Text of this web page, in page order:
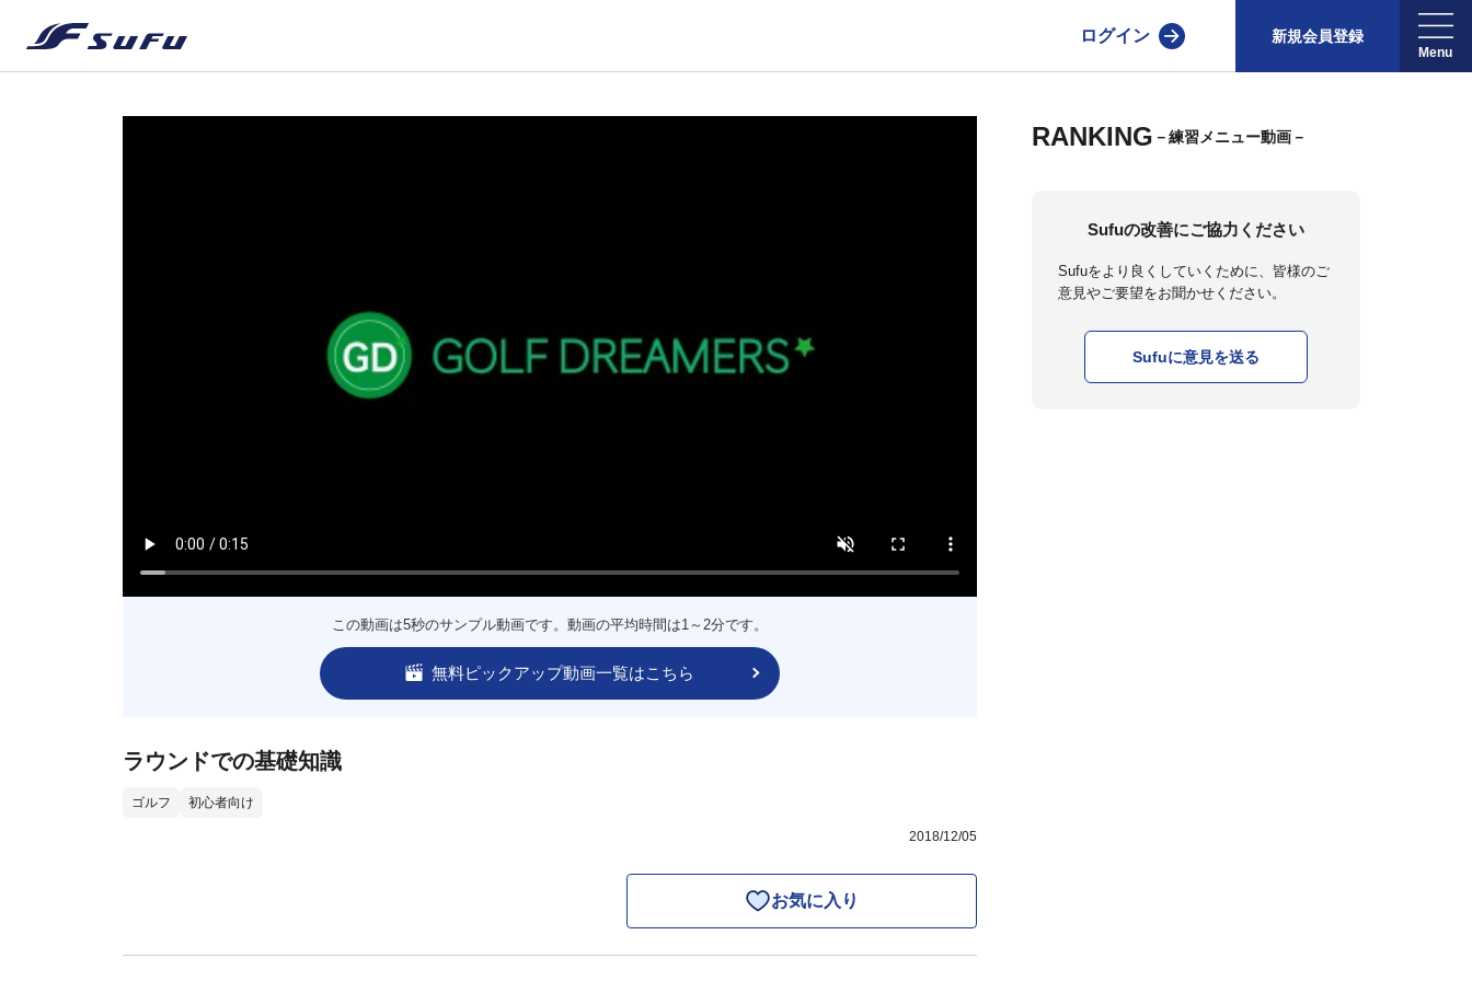
ログイン 新規会員登録
この動画は5秒のサンプル動画です。動画の平均時間は1～2分です。
無料ピックアップ動画一覧はこちら
ラウンドでの基礎知識
ゴルフ 初心者向け
2018/12/05
お気に入り
RANKING －練習メニュー動画－
Sufuの改善にご協力ください
Sufuをより良くしていくために、皆様のご
意見やご要望をお聞かせください。
Sufuに意見を送る